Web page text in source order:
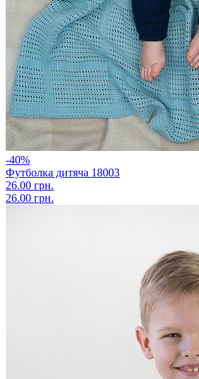
-40%
Футболка дитяча 18003
26.00 грн.
26.00 грн.